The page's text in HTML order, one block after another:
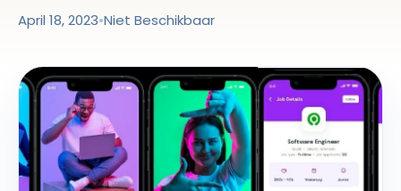
April 18, 2023•Niet Beschikbaar